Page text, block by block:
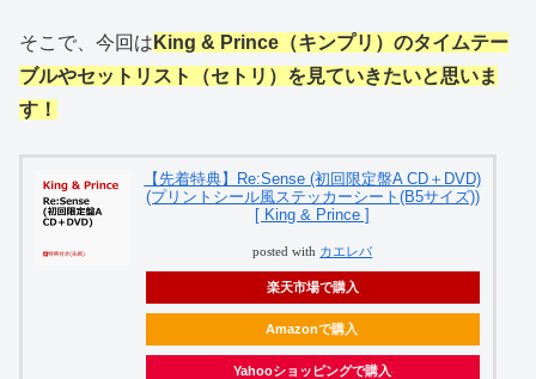
そこで、今回は King & Prince（キンプリ） のタイムテー
ブルやセットリスト（セトリ）を見ていきたいと思いま
す！
【先着特典】Re:Sense (初回限定盤A CD＋DVD)
(プリントシール風ステッカーシート(B5サイズ))
[ King & Prince ]
posted with カエレバ
楽天市場で購入
Amazonで購入
Yahooショッピングで購入